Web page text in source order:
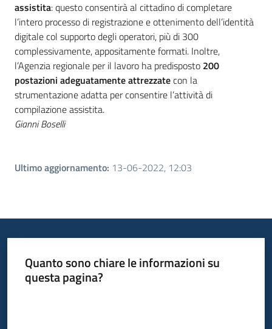
assistita: questo consentirà al cittadino di completare
l’intero processo di registrazione e ottenimento dell’identità
digitale col supporto degli operatori, più di 300
complessivamente, appositamente formati. Inoltre,
l’Agenzia regionale per il lavoro ha predisposto 200
postazioni adeguatamente attrezzatecon la
strumentazione adatta per consentire l’attività di
compilazione assistita.
Gianni Boselli
Ultimo aggiornamento: 13-06-2022, 12:03
Quanto sono chiare le informazioni su
questa pagina?